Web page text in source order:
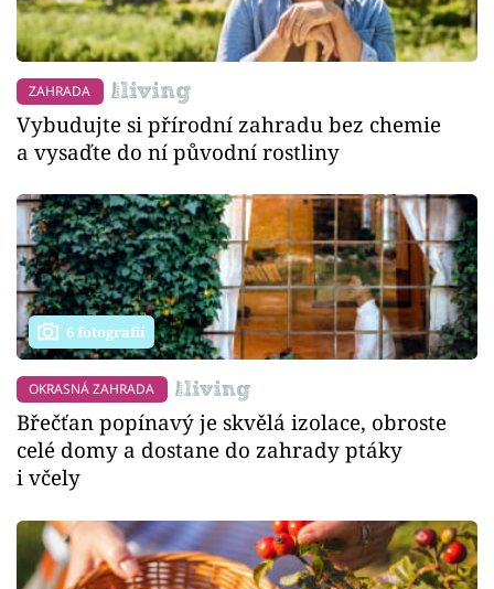
ZAHRADA
Vybudujte si přírodní zahradu bez chemie
a vysaďte do ní původní rostliny
6 fotografií
OKRASNÁ ZAHRADA
Břečťan popínavý je skvělá izolace, obroste
celé domy a dostane do zahrady ptáky
i včely